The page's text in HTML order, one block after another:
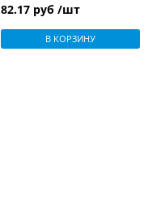
82.17 руб /шт
В КОРЗИНУ